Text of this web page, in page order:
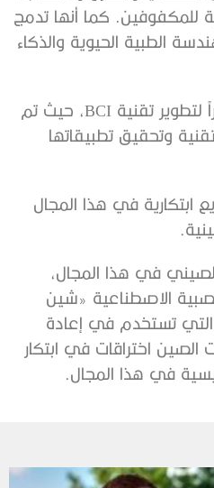
للمكفوفين. كما أنها تدمج
الطبية الحيوية والذكاء
وتولي الصين اهتماماً كبيراً لتطوير تقنية BCI، حيث تم
وتحقيق تطبيقاتها
في هذا المجال
في هذا المجال،
الاصطناعية «شين
التي تستخدم في إعادة
اختراقات في ابتكار
في هذا المجال.